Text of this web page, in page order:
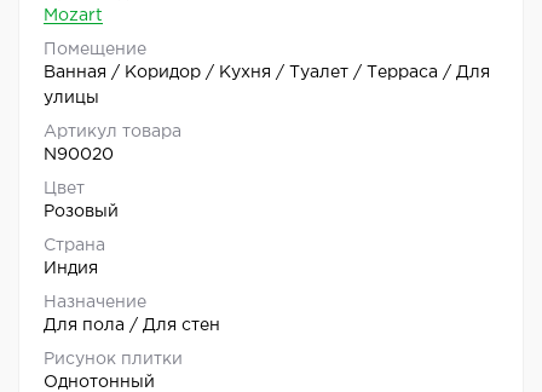
Mozart
Помещение
Ванная / Коридор / Кухня / Туалет / Терраса / Для
улицы
Артикул товара
N90020
Цвет
Розовый
Страна
Индия
Назначение
Для пола / Для стен
Рисунок плитки
Однотонный